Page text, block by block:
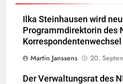
Ilka Steinhausen wird
Programmdirektorin des
Martin Janssens
20.
Der Verwaltungsrat des